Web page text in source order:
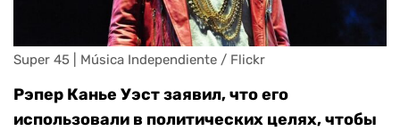
Super 45 | Música Independiente / Flickr
Рэпер Канье Уэст заявил, что его
использовали в политических целях, чтобы